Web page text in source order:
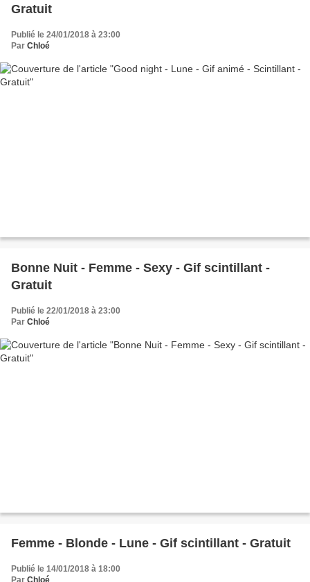
Gratuit
Publié le 24/01/2018 à 23:00
Par Chloé
Bonne Nuit - Femme - Sexy - Gif scintillant -
Gratuit
Publié le 22/01/2018 à 23:00
Par Chloé
Femme - Blonde - Lune - Gif scintillant - Gratuit
Publié le 14/01/2018 à 18:00
Par Chloé